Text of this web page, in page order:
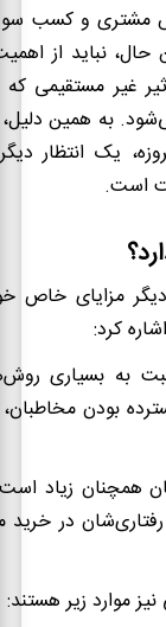
مشتری و کسب
‌حال، نباید از
غیر مستقیمی
به همین دلیل،
یک انتظار
است.
مزایای خاص
کرد:
به بسیاری
بودن
همچنان زیاد
در خرید
نیز موارد زیر هستند: